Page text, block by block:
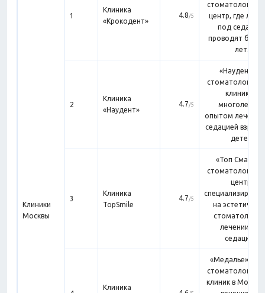
Клиники
Москвы
1
Клиника
«Крокодент»
4.8/5
центр, где
под
проводят
лет.
2
Клиника
«Наудент»
4.7/5
«Наудент» —
клиника с
опытом
седацией
детей.
3
Клиника
TopSmile
4.7/5
«Топ Смайл»
центр,
на
лечении под
седацией.
Клиника
«Медалье» —
клиник в